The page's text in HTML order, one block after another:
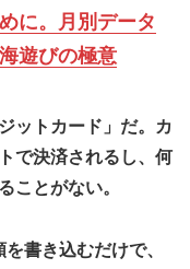
に。月別データ
遊びの極意
ットカード」だ。カ
で決済されるし、何
ことがない。
書き込むだけで、